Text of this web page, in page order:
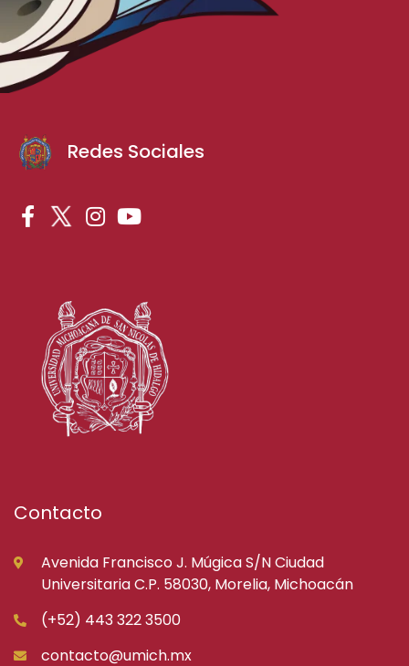
Redes Sociales
Contacto
Avenida Francisco J. Múgica S/N Ciudad
Universitaria C.P. 58030, Morelia, Michoacán
(+52) 443 322 3500
contacto@umich.mx